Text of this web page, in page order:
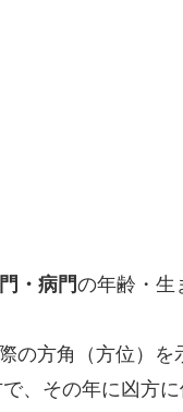
・病門の年齢・生
の方角（方位）
、その年に凶方